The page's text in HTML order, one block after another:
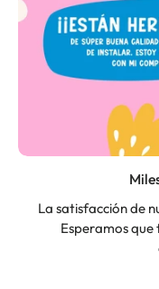
La satisfacción de
Esperamos que